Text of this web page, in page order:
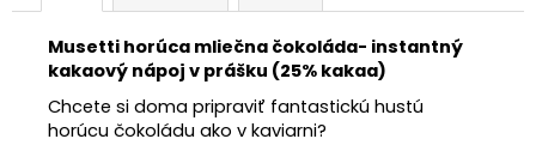
Musetti horúca mliečna čokoláda- instantný
kakaový nápoj v prášku (25% kakaa)
Chcete si doma pripraviť fantastickú hustú
horúcu čokoládu ako v kaviarni?